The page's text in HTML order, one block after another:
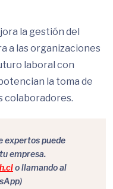
la gestión del
a las organizaciones
laboral con
la toma de
colaboradores.
expertos puede
empresa.
o llamando al